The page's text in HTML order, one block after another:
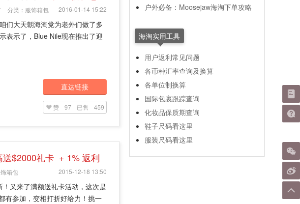
2016-01-14 15:22
分类： 服饰箱包
们大天朝海淘党为老外们做了多
表示了，Blue Nile现在推出了迎
直达链接
赞 97 已售 459
送$2000礼卡 + 1% 返利
2015-12-18 13:50
箱包
又来了满额送礼卡活动，这次是
有参加，变相打折好给力！挑一
户外必备：Moosejaw海淘下单攻略
海淘实用工具
用户返利常见问题
各币种汇率查询及换算
各单位制换算
国际包裹跟踪查询
化妆品保质期查询
鞋子尺码看这里
服装尺码看这里